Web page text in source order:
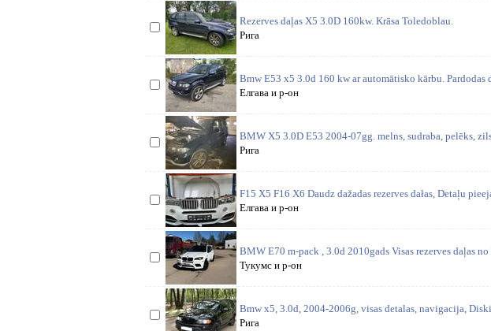
Rezerves daļas X5 3.0D 160kw. Krāsa Toledoblau.
Рига
Bmw E53 x5 3.0d 160 kw ar automātisko kārbu. Pardodas
Елгава и р-он
BMW X5 3.0D E53 2004-07gg. melns, sudraba, pelēks,
Рига
F15 X5 F16 X6 Daudz dažadas rezerves dałas, Detaļu
Елгава и р-он
BMW E70 m-pack , 3.0d 2010gads Visas rezerves daļas no
Тукумс и р-он
Bmw x5, 3.0d, 2004-2006g, visas detalas, navigacija, Diski
Рига